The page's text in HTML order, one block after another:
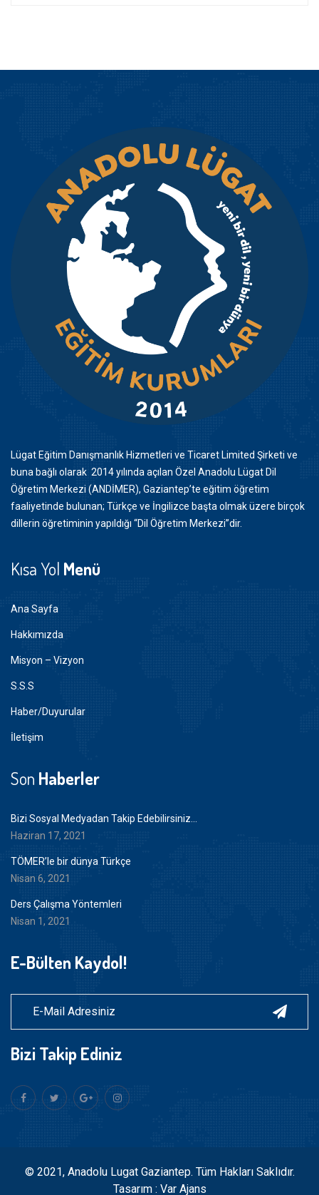
Lügat Eğitim Danışmanlık Hizmetleri ve Ticaret Limited Şirketi ve
buna bağlı olarak 2014 yılında açılan Özel Anadolu Lügat Dil
Öğretim Merkezi (ANDİMER), Gaziantep’te eğitim öğretim
faaliyetinde bulunan; Türkçe ve İngilizce başta olmak üzere birçok
dillerin öğretiminin yapıldığı “Dil Öğretim Merkezi”dir.
Kısa Yol Menü
Ana Sayfa
Hakkımızda
Misyon – Vizyon
S.S.S
Haber/Duyurular
İletişim
Son Haberler
Bizi Sosyal Medyadan Takip Edebilirsiniz…
Haziran 17, 2021
TÖMER’le bir dünya Türkçe
Nisan 6, 2021
Ders Çalışma Yöntemleri
Nisan 1, 2021
E-Bülten Kaydol!
Bizi Takip Ediniz
© 2021, Anadolu Lugat Gaziantep. Tüm Hakları Saklıdır.
Tasarım : Var Ajans